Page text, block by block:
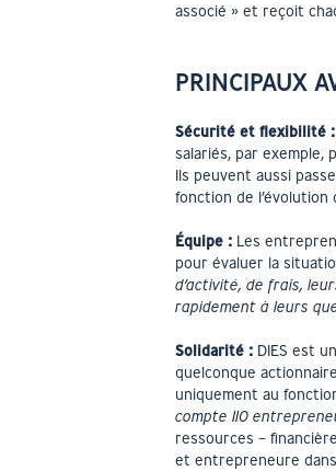
associé » et reçoit
PRINCIPAUX
Sécurité et flexibilité :
salariés, par exemple,
Ils peuvent aussi
fonction de
Équipe : Les
pour évaluer la
d’activité, de frais,
rapidement à leurs
Solidarité : DIES est
quelconque
uniquement au
compte 110
ressources –
et entrepreneure